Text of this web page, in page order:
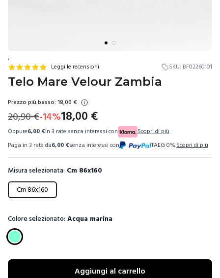
.
Leggi le recensioni SKU: BF02260101
Telo Mare Velour Zambia
Prezzo più basso: 18,00 €
20,90€-14%18,00 €
Oppure6,00 €in 3 rate senza interessi con
Scopri di più
Paga in 3 rate da6,00 €senza interessi con TAEG 0%.Scopri di più
Misura selezionata: Cm 86x160
Scegli una misura
Cm 86x160
Colore selezionato: Acqua marina
Scegli un colore
Aggiungi al carrello